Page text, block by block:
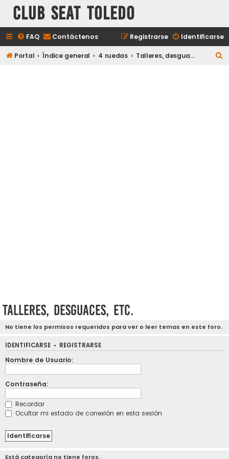
Club Seat Toledo
FAQ Contáctenos Identificarse
Registrarse
Portal Índice general 4 ruedas Talleres, desguaces, etc.
Talleres, desguaces, etc.
No tiene los permisos requeridos para ver o leer temas en este foro.
IDENTIFICARSE • REGISTRARSE
Nombre de Usuario:
Contraseña:
Recordar
Ocultar mi estado de conexión en esta sesión
Está categoría no tiene foros.